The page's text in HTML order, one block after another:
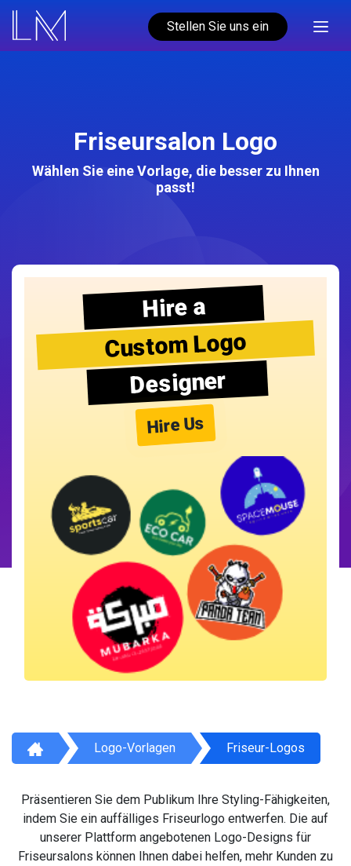
Stellen Sie uns ein
Friseursalon Logo
Wählen Sie eine Vorlage, die besser zu Ihnen
passt!
Hire a
Custom Logo
Designer
Hire Us
Logo-Vorlagen Friseur-Logos
Präsentieren Sie dem Publikum Ihre Styling-Fähigkeiten,
indem Sie ein auffälliges Friseurlogo entwerfen. Die auf
unserer Plattform angebotenen Logo-Designs für
Friseursalons können Ihnen dabei helfen, mehr Kunden zu